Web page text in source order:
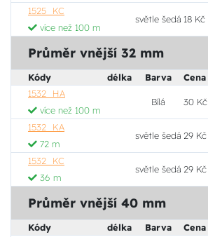
1525_KC
více než 100 m
světle šedá 18 Kč
Průměr vnější 32 mm
Kódy délka Barva
Cena
1532_HA
více než 100 m
Bílá 30 Kč
1532_KA
72 m
světle šedá 29 Kč
1532_KC
36 m
světle šedá 29 Kč
Průměr vnější 40 mm
Kódy délka Barva
Cena